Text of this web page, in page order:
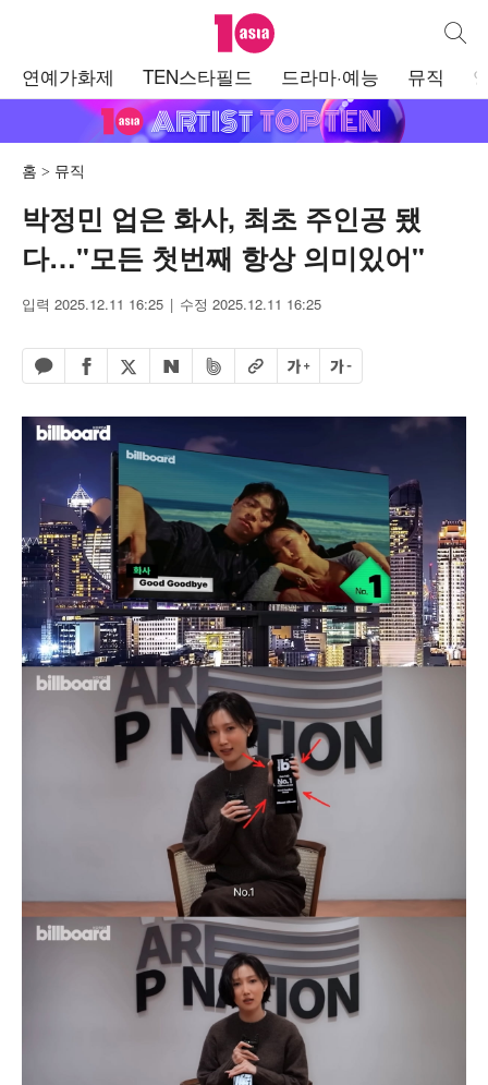
텐아시아 통합
연예가화제 TEN스타필드 드라마·예능 뮤직
홈 뮤직
박정민 업은 화사, 최초 주인공 됐
다…"모든 첫번째 항상 의미있어"
입력 2025.12.11 16:25 수정 2025.12.11 16:25
카카오톡 공유하기
페이스북 공유하기
엑스 공유하기
네이버 공유하기
밴드 공유하기
URL복사글자 크게글자 작게